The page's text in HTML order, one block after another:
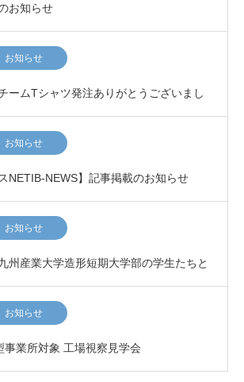
お知らせ
お知らせ
ームTシャツ発注ありがとうございまし
お知らせ
NETIB-NEWS】記事掲載のお知らせ
お知らせ
州産業大学造形短期大学部の学生たちと
機を通せる「アルミホイルを使わな…
お知らせ
事業所対象 工場視察見学会